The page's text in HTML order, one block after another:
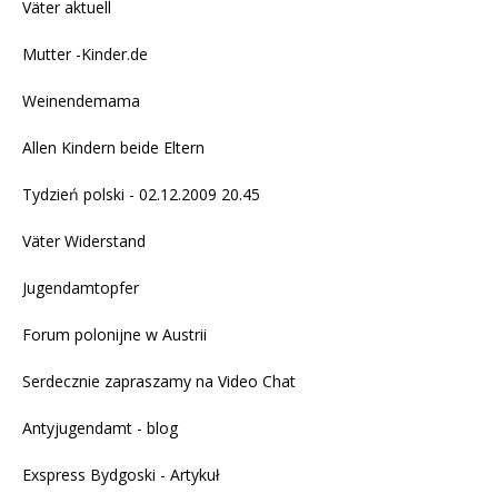
Väter aktuell
Mutter -Kinder.de
Weinendemama
Allen Kindern beide Eltern
Tydzień polski - 02.12.2009 20.45
Väter Widerstand
Jugendamtopfer
Forum polonijne w Austrii
Serdecznie zapraszamy na Video Chat
Antyjugendamt - blog
Exspress Bydgoski - Artykuł